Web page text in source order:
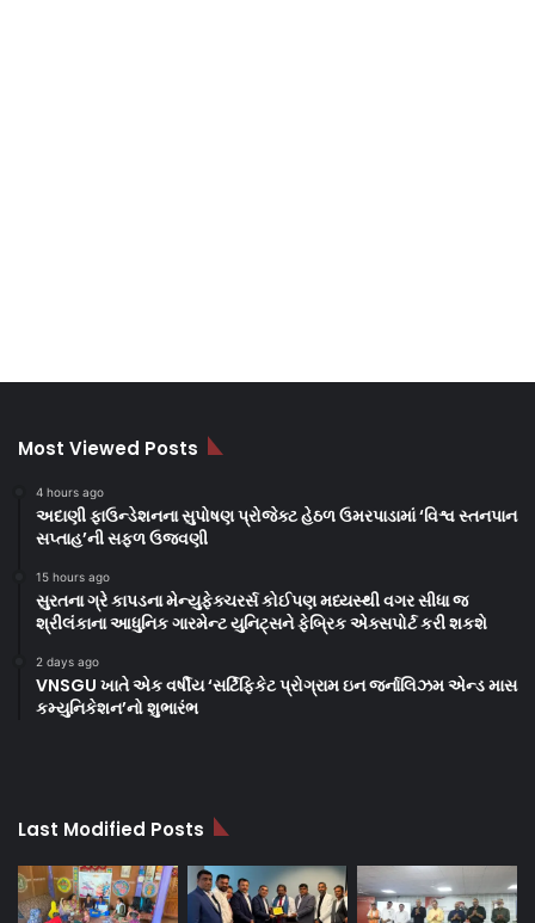
Most Viewed Posts
4 hours ago
અદાણી ફાઉન્ડેશનના સુપોષણ પ્રોજેક્ટ હેઠળ ઉમરપાડામાં ‘વિશ્વ સ્તનપાન
સપ્તાહ’ની સફળ ઉજવણી
15 hours ago
સુરતના ગ્રે કાપડના મેન્યુફેક્ચરર્સ કોઈપણ મધ્યસ્થી વગર સીધા જ
શ્રીલંકાના આધુનિક ગારમેન્ટ યુનિટ્સને ફેબ્રિક એક્સપોર્ટ કરી શકશે
2 days ago
VNSGU ખાતે એક વર્ષીય ‘સર્ટિફિકેટ પ્રોગ્રામ ઇન જર્નાલિઝમ એન્ડ માસ
કમ્યુનિકેશન’નો શુભારંભ
Last Modified Posts